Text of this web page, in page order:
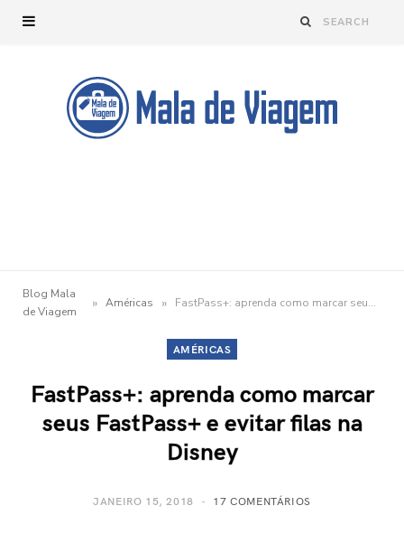
Blog Mala
de Viagem
» Américas » FastPass+: aprenda como marcar seus FastPass+ e evitar filas na Disney
AMÉRICAS
FastPass+: aprenda como marcar
seus FastPass+ e evitar filas na
Disney
JANEIRO 15, 2018 17 COMENTÁRIOS